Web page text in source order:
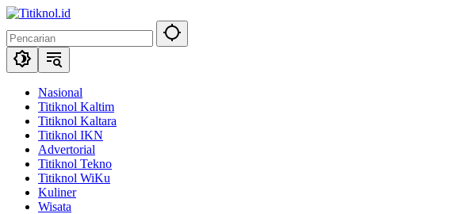
Langsung
konten
Nasional
Titiknol Kaltim
Titiknol Kaltara
Titiknol IKN
Advertorial
Titiknol Tekno
Titiknol WiKu
Kuliner
Wisata